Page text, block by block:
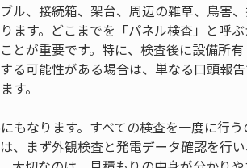
ル、接続箱、架台、周辺の雑草、鳥害
ます。どこまでを「パネル検査」と呼
とが重要です。特に、検査後に設備所有
る可能性がある場合は、単なる口頭報
す。
もなります。すべての検査を一度に行う
まず外観検査と発電データ確認を行い